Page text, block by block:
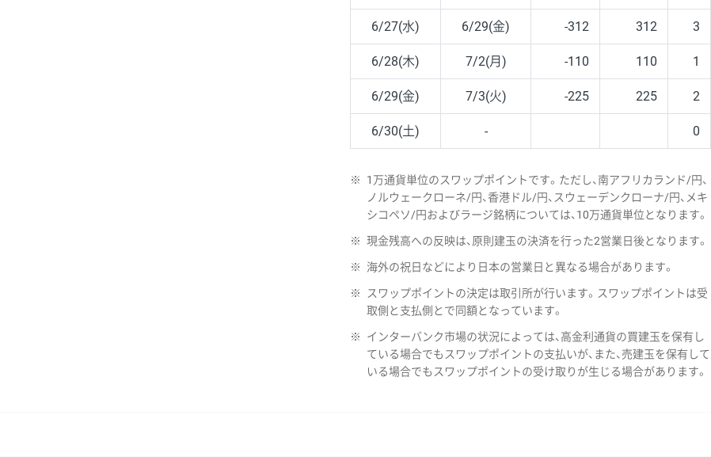
6/27(水) 6/29(金) -312 312 3
6/28(木) 7/2(月) -110 110 1
6/29(金) 7/3(火) -225 225 2
6/30(土) - 0
※
1万通貨単位のスワップポイントです。ただし、南アフリカランド/円、
ノルウェークローネ/円、香港ドル/円、スウェーデンクローナ/円、メキ
シコペソ/円およびラージ銘柄については、10万通貨単位となります。
※ 現金残高への反映は、原則建玉の決済を行った2営業日後となります。
※ 海外の祝日などにより日本の営業日と異なる場合があります。
※
スワップポイントの決定は取引所が行います。スワップポイントは受
取側と支払側とで同額となっています。
※
インターバンク市場の状況によっては、高金利通貨の買建玉を保有し
ている場合でもスワップポイントの支払いが、また、売建玉を保有して
いる場合でもスワップポイントの受け取りが生じる場合があります。